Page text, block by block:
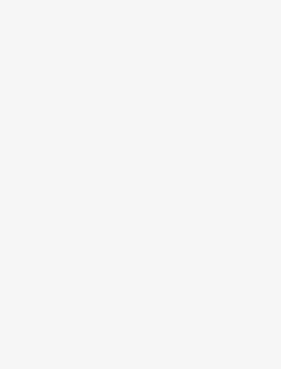
the facilities. We also used
has a very nice, spacious
We felt very comfortable
a clear conscience.